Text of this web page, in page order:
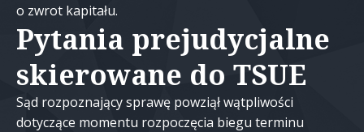
o zwrot kapitału.
Pytania prejudycjalne
skierowane do TSUE
Sąd rozpoznający sprawę powziął wątpliwości
dotyczące momentu rozpoczęcia biegu terminu